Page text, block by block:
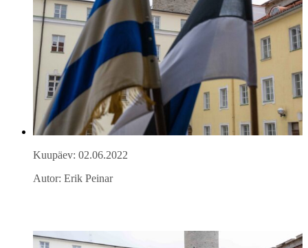
Kuupäev: 02.06.2022
Autor: Erik Peinar